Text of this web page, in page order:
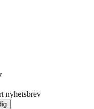
nyhetsbrev